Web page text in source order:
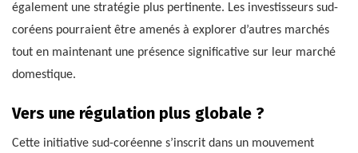
également une stratégie plus pertinente. Les investisseurs sud-
coréens pourraient être amenés à explorer d’autres marchés
tout en maintenant une présence significative sur leur marché
domestique.
Vers une régulation plus globale ?
Cette initiative sud-coréenne s’inscrit dans un mouvement